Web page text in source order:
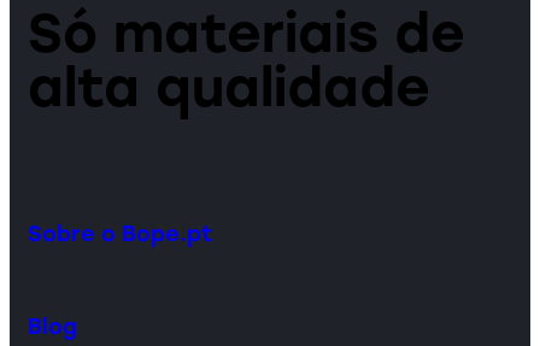
Só materiais de
alta qualidade
Sobre o Bope.pt
Blog